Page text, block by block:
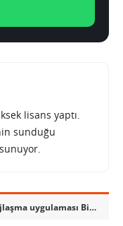
lisans yaptı.
sunduğu
Jack Dorsey’in yeni mesajlaşma uygulaması BitChat App Store’da yerini aldı